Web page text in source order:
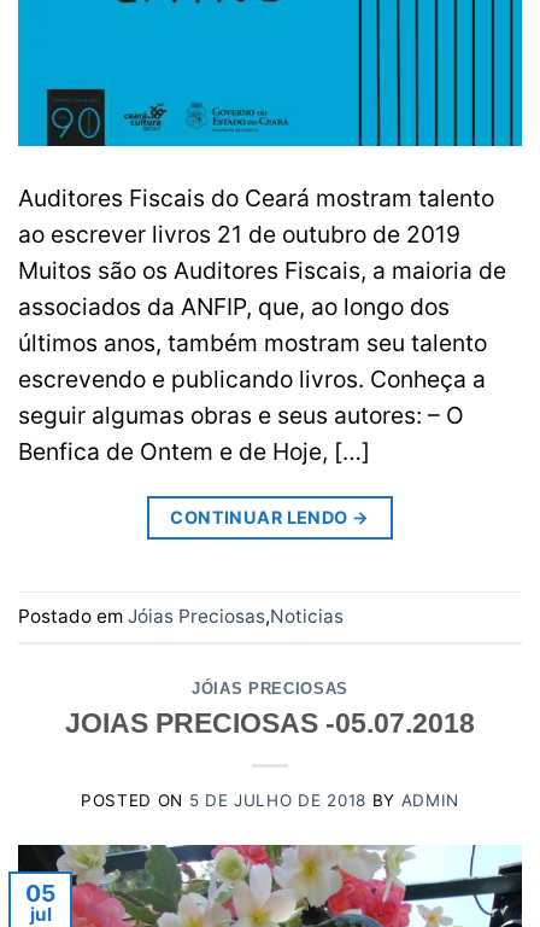
Auditores Fiscais do Ceará mostram talento
ao escrever livros 21 de outubro de 2019
Muitos são os Auditores Fiscais, a maioria de
associados da ANFIP, que, ao longo dos
últimos anos, também mostram seu talento
escrevendo e publicando livros. Conheça a
seguir algumas obras e seus autores: – O
Benfica de Ontem e de Hoje, […]
CONTINUAR LENDO →
Postado em Jóias Preciosas,Noticias
JÓIAS PRECIOSAS
JOIAS PRECIOSAS -05.07.2018
POSTED ON 5 DE JULHO DE 2018 BY ADMIN
05
jul